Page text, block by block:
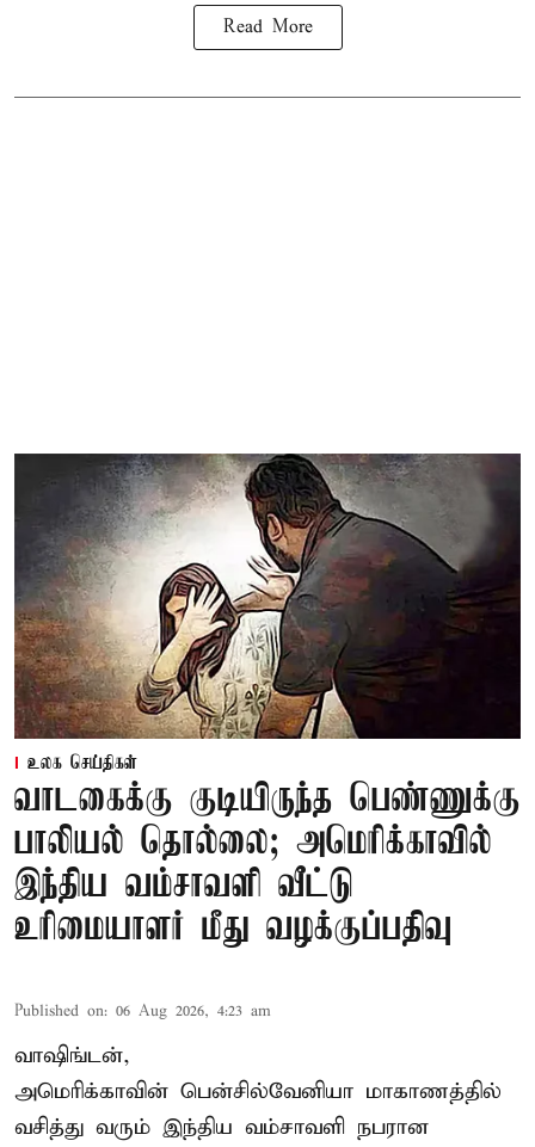
Read More
உலக செய்திகள்
வாடகைக்கு குடியிருந்த பெண்ணுக்கு
பாலியல் தொல்லை; அமெரிக்காவில்
இந்திய வம்சாவளி வீட்டு
உரிமையாளர் மீது வழக்குப்பதிவு
Published on: 06 Aug 2026, 4:23 am
வாஷிங்டன்,
அமெரிக்காவின் பென்சில்வேனியா மாகாணத்தில்
வசித்து வரும் இந்திய வம்சாவளி நபரான